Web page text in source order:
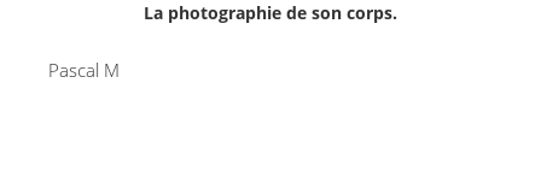
La photographie de son corps.
Pascal M